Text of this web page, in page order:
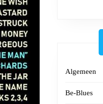
Algemeen
Be-Blues